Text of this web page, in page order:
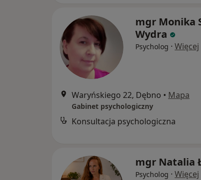
mgr Monika
Wydra
Psycholog · Więcej
Waryńskiego 22, Dębno • Mapa
Gabinet psychologiczny
Konsultacja psychologiczna
mgr Natalia
Psycholog · Więcej